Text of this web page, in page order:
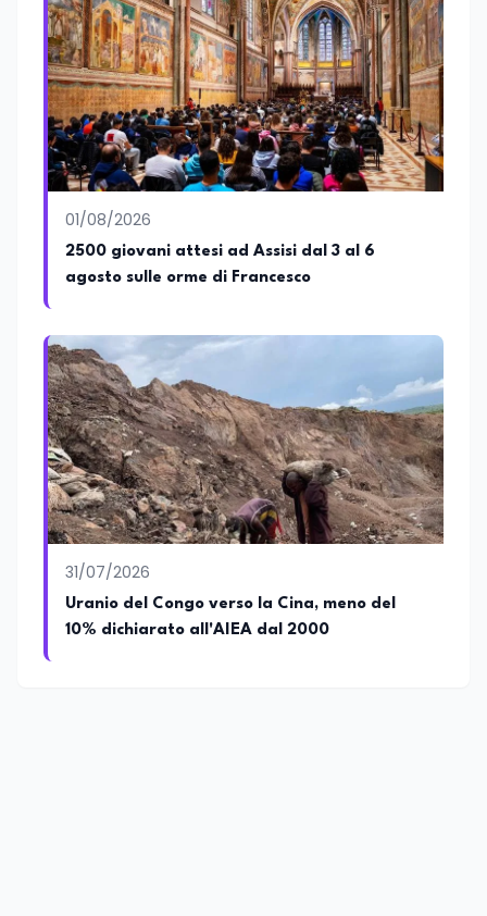
01/08/2026
2500 giovani attesi ad Assisi dal 3 al 6
agosto sulle orme di Francesco
31/07/2026
Uranio del Congo verso la Cina, meno del
10% dichiarato all'AIEA dal 2000